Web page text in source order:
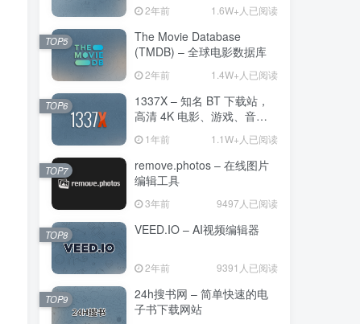
2年前 1.6W+人已阅读
The Movie Database
(TMDB) – 全球电影数据库
2年前 1.4W+人已阅读
TOP5
1337X – 知名 BT 下载站，
高清 4K 电影、游戏、音乐
1年前 1.1W+人已阅读
TOP6
remove.photos – 在线图片
编辑工具
3年前 9497人已阅读
TOP7
VEED.IO – AI视频编辑器
2年前 9391人已阅读
TOP8
24h搜书网 – 简单快速的电
子书下载网站
TOP9